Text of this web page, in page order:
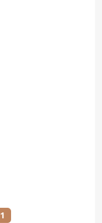
1